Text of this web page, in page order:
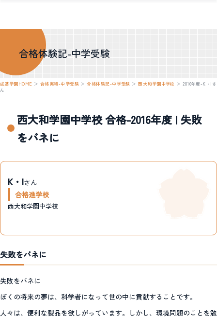
合格体験記-中学受験
成基学園HOME ＞ 合格実績-中学受験 ＞合格体験記-中学受験 ＞西大和学園中学校 ＞2016年度-K・Iさ
ん
西大和学園中学校 合格-2016年度 | 失敗
をバネに
K・Iさん
合格進学校
西大和学園中学校
失敗をバネに
失敗をバネに
ぼくの将来の夢は、科学者になって世の中に貢献することです。
人々は、便利な製品を欲しがっています。しかし、環境問題のことを勉